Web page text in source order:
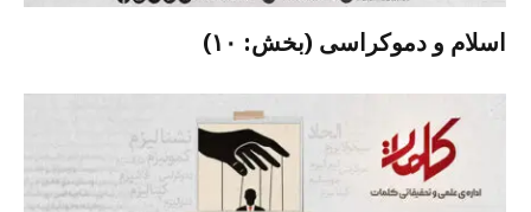
اسلام و دموکراسی (بخش: ۱۰)